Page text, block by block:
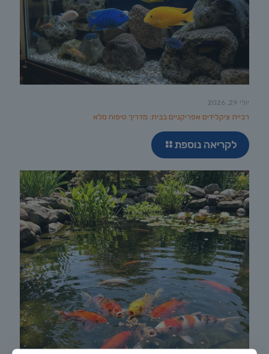
יולי 29, 2026
רביית ציקלידים אפריקניים בבית: מדריך טיפוח מלא
לקריאה נוספת